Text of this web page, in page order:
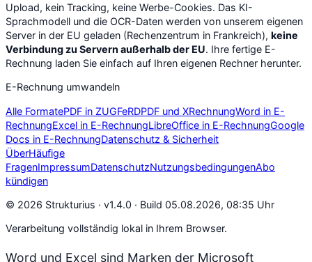
Upload, kein Tracking, keine Werbe-Cookies. Das KI-
Sprachmodell und die OCR-Daten werden von unserem eigenen
Server in der EU geladen (Rechenzentrum in Frankreich), keine
Verbindung zu Servern außerhalb der EU. Ihre fertige E-
Rechnung laden Sie einfach auf Ihren eigenen Rechner herunter.
E-Rechnung umwandeln
Alle FormatePDF in ZUGFeRDPDF und XRechnungWord in E-
RechnungExcel in E-RechnungLibreOffice in E-RechnungGoogle
Docs in E-RechnungDatenschutz & Sicherheit
ÜberHäufige
FragenImpressumDatenschutzNutzungsbedingungenAbo
kündigen
© 2026 Strukturius · v1.4.0 · Build 05.08.2026, 08:35 Uhr
Verarbeitung vollständig lokal in Ihrem Browser.
Word und Excel sind Marken der Microsoft